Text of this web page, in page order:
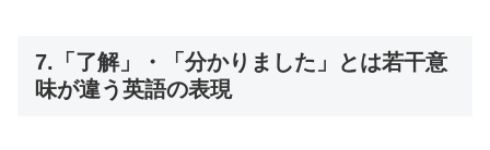
7.「了解」・「分かりました」とは若干意
味が違う英語の表現